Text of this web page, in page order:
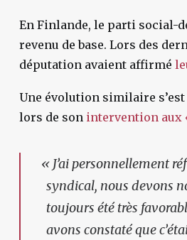
En Finlande, le parti social-
revenu de base. Lors des
députation avaient affirmé
Une évolution similaire
lors de son intervention aux
«J’ai personnellement
syndical, nous devons
toujours été très
avons constaté que